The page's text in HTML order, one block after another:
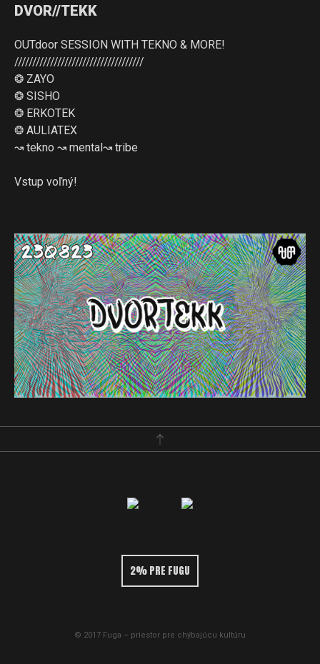
DVOR//TEKK
OUTdoor SESSION WITH TEKNO & MORE!
////////////////////////////////////
❂ ZAYO
❂ SISHO
❂ ERKOTEK
❂ AULIATEX
↝ tekno ↝ mental↝ tribe
Vstup voľný!
2% PRE FUGU
© 2017 Fuga – priestor pre chýbajúcu kultúru